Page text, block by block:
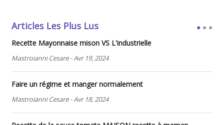
Articles Les Plus Lus
Recette Mayonnaise mison VS L'industrielle
Mastroianni Cesare-Avr 19, 2024
Faire un régime et manger normalement
Mastroianni Cesare-Avr 18, 2024